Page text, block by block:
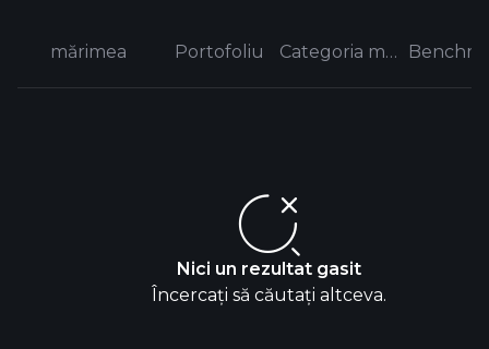
mărimea Portofoliu Categoria medie
Nici un rezultat gasit
Încercați să căutați altceva.